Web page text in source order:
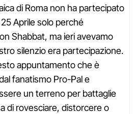
di Roma non ha partecipato
Aprile solo perché
Shabbat, ma ieri avevamo
silenzio era partecipazione.
appuntamento che è
fanatismo Pro-Pal e
un terreno per battaglie
di rovesciare, distorcere o